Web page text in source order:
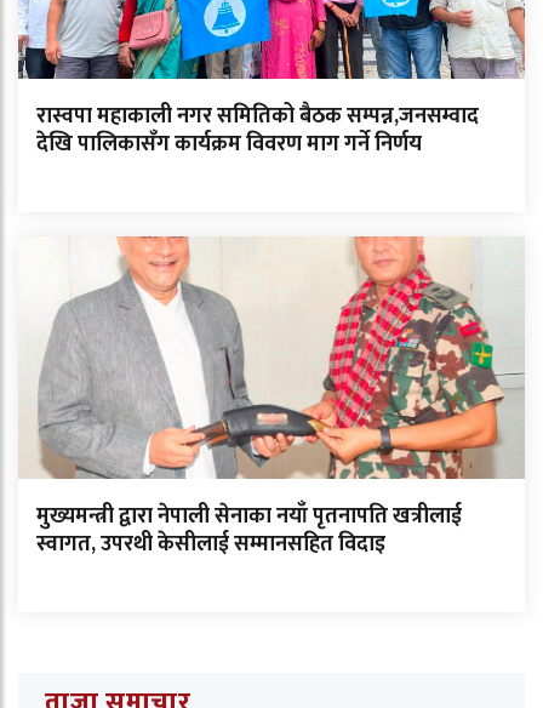
रास्वपा महाकाली नगर समितिको बैठक सम्पन्न,जनसम्वाद
देखि पालिकासँग कार्यक्रम विवरण माग गर्ने निर्णय
मुख्यमन्त्री द्वारा नेपाली सेनाका नयाँ पृतनापति खत्रीलाई
स्वागत, उपरथी केसीलाई सम्मानसहित विदाइ